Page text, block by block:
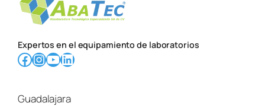
Expertos en el equipamiento de laboratorios
Facebook InstagramYouTube LinkedIn
Guadalajara